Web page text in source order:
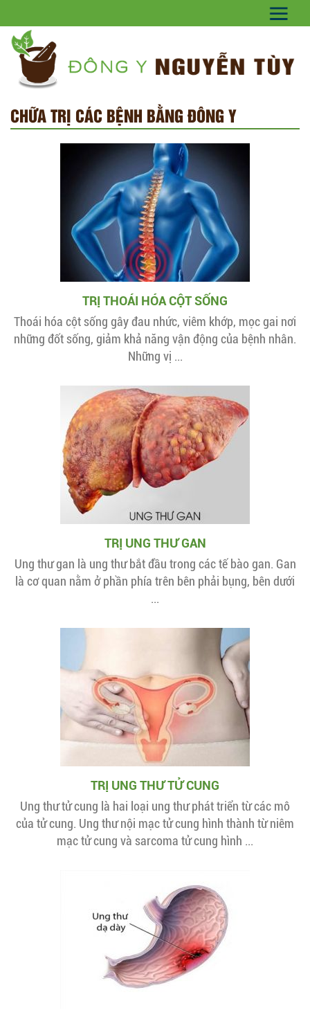
CHỮA TRỊ CÁC BỆNH BẰNG ĐÔNG Y
TRỊ THOÁI HÓA CỘT SỐNG
Thoái hóa cột sống gây đau nhức, viêm khớp, mọc gai nơi
những đốt sống, giảm khả năng vận động của bệnh nhân.
Những vị ...
TRỊ UNG THƯ GAN
Ung thư gan là ung thư bắt đầu trong các tế bào gan. Gan
là cơ quan nằm ở phần phía trên bên phải bụng, bên dưới
...
TRỊ UNG THƯ TỬ CUNG
Ung thư tử cung là hai loại ung thư phát triển từ các mô
của tử cung. Ung thư nội mạc tử cung hình thành từ niêm
mạc tử cung và sarcoma tử cung hình ...